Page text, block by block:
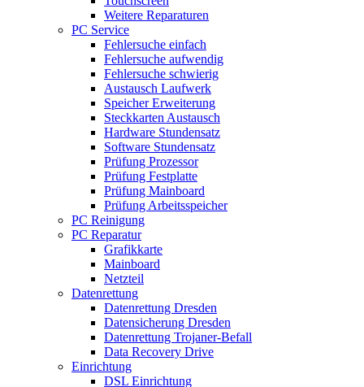
Weitere Reparaturen
PC Service
Fehlersuche einfach
Fehlersuche aufwendig
Fehlersuche schwierig
Austausch Laufwerk
Speicher Erweiterung
Steckkarten Austausch
Hardware Stundensatz
Software Stundensatz
Prüfung Prozessor
Prüfung Festplatte
Prüfung Mainboard
Prüfung Arbeitsspeicher
PC Reinigung
PC Reparatur
Grafikkarte
Mainboard
Netzteil
Datenrettung
Datenrettung Dresden
Datensicherung Dresden
Datenrettung Trojaner-Befall
Data Recovery Drive
Einrichtung
DSL Einrichtung